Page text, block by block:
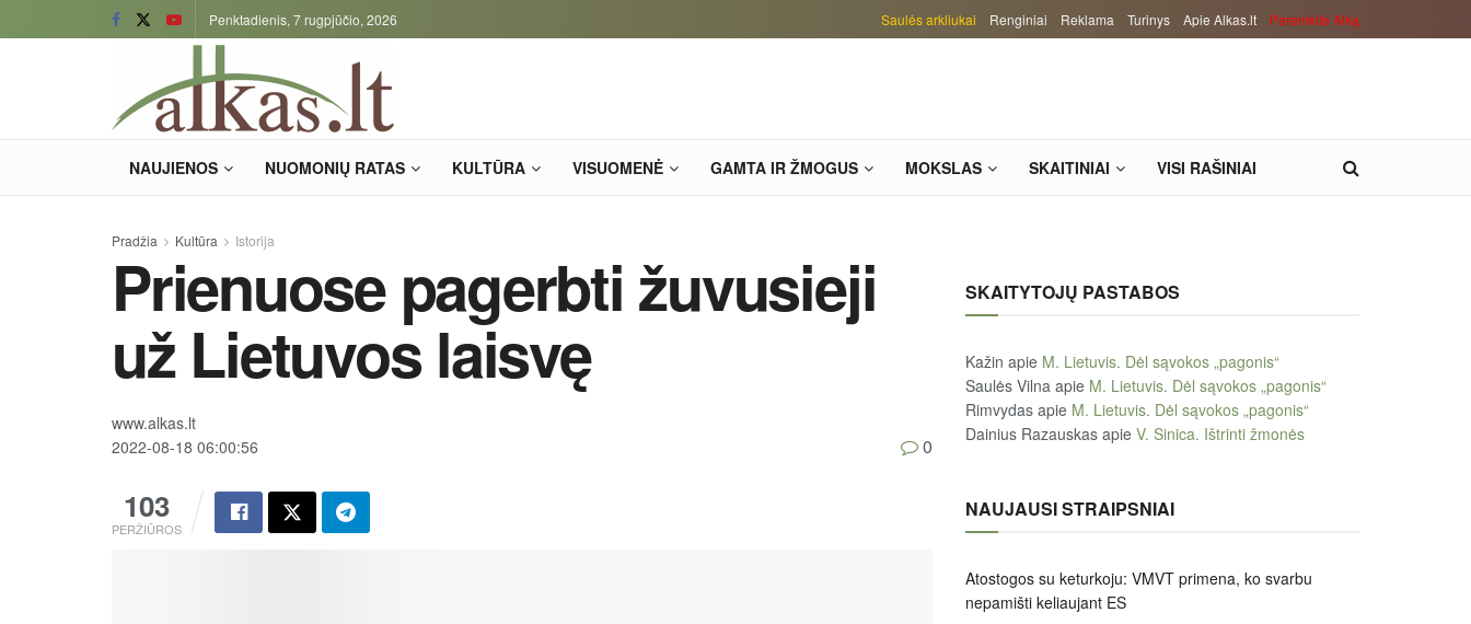
Penktadienis, 7 rugpjūčio, 2026 Saulės arkliukai Renginiai Reklama Turinys Apie Alkas.lt Paremkite Alką
NAUJIENOS NUOMONIŲ RATAS KULTŪRA VISUOMENĖ GAMTA IR ŽMOGUS MOKSLAS SKAITINIAI VISI RAŠINIAI
Pradžia Kultūra Istorija
Prienuose pagerbti žuvusieji
už Lietuvos laisvę
www.alkas.lt
2022-08-18 06:00:56
103
PERŽIŪROS
0
SKAITYTOJŲ PASTABOS
Kažin apie M. Lietuvis. Dėl sąvokos „pagonis“
Saulės Vilna apie M. Lietuvis. Dėl sąvokos „pagonis“
Rimvydas apie M. Lietuvis. Dėl sąvokos „pagonis“
Dainius Razauskas apie V. Sinica. Ištrinti žmonės
NAUJAUSI STRAIPSNIAI
Atostogos su keturkoju: VMVT primena, ko svarbu
nepamišti keliaujant ES